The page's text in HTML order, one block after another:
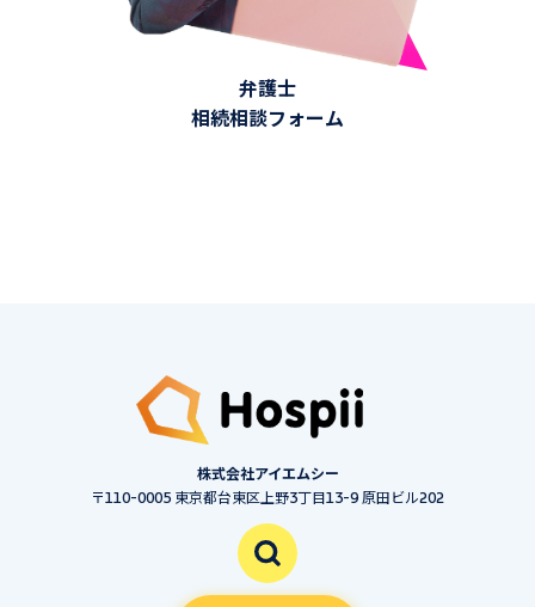
弁護士
相続相談フォーム
株式会社アイエムシー
〒110-0005 東京都台東区上野3丁目13-9 原田ビル202